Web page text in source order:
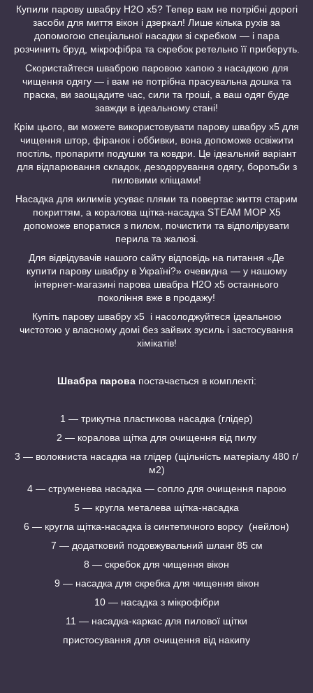
Купили парову швабру Н2О x5? Тепер вам не потрібні дорогі
засоби для миття вікон і дзеркал! Лише кілька рухів за
допомогою спеціальної насадки зі скребком — і пара
розчинить бруд, мікрофібра та скребок ретельно її приберуть.
Скористайтеся шваброю паровою хапою з насадкою для
чищення одягу — і вам не потрібна прасувальна дошка та
праска, ви заощадите час, сили та гроші, а ваш одяг буде
завжди в ідеальному стані!
Крім цього, ви можете використовувати парову швабру x5 для
чищення штор, фіранок і оббивки, вона допоможе освіжити
постіль, пропарити подушки та ковдри. Це ідеальний варіант
для відпарювання складок, дезодорування одягу, боротьби з
пиловими кліщами!
Насадка для килимів усуває плями та повертає життя старим
покриттям, а коралова щітка-насадка STEAM MOP X5
допоможе впоратися з пилом, почистити та відполірувати
перила та жалюзі.
Для відвідувачів нашого сайту відповідь на питання «Де
купити парову швабру в Україні?» очевидна — у нашому
інтернет-магазині парова швабра Н2О х5 останнього
покоління вже в продажу!
Купіть парову швабру х5 і насолоджуйтеся ідеальною
чистотою у власному домі без зайвих зусиль і застосування
хімікатів!
Швабра паровапостачається в комплекті:
1 — трикутна пластикова насадка (глідер)
2 — коралова щітка для очищення від пилу
3 — волокниста насадка на глідер (щільність матеріалу 480 г/
м2)
4 — струменева насадка — сопло для очищення парою
5 — кругла металева щітка-насадка
6 — кругла щітка-насадка із синтетичного ворсу (нейлон)
7 — додатковий подовжувальний шланг 85 см
8 — скребок для чищення вікон
9 — насадка для скребка для чищення вікон
10 — насадка з мікрофібри
11 — насадка-каркас для пилової щітки
пристосування для очищення від накипу